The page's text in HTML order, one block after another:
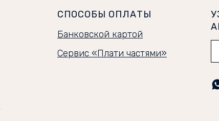
СПОСОБЫ ОПЛАТЫ
Банковской картой
Сервис «Плати частями»